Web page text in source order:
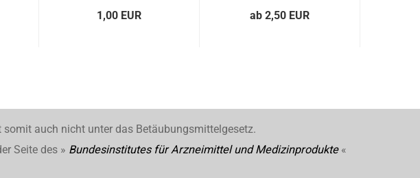
1,00 EUR ab 2,50 EUR
auch nicht unter das Betäubungsmittelgesetz.
Seite des » Bundesinstitutes für Arzneimittel und Medizinprodukte«